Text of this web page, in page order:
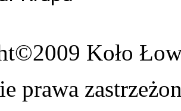
Koło
prawa